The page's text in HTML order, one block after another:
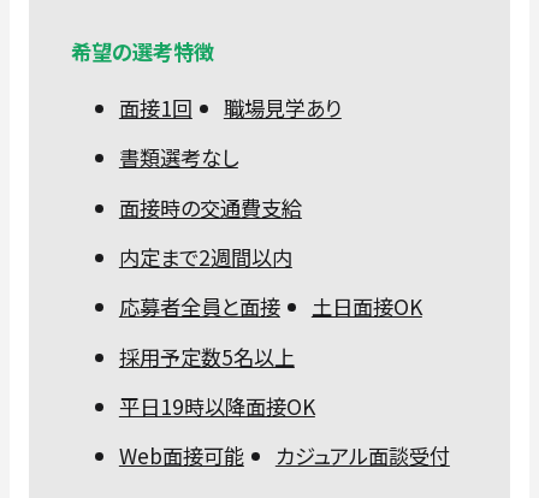
希望の選考特徴
面接1回
職場見学あり
書類選考なし
面接時の交通費支給
内定まで2週間以内
応募者全員と面接
土日面接OK
採用予定数5名以上
平日19時以降面接OK
Web面接可能
カジュアル面談受付